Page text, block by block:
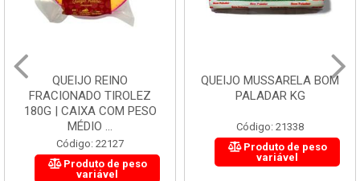
QUEIJO REINO
FRACIONADO TIROLEZ
180G | CAIXA COM PESO
MÉDIO ...
Código: 22127
Produto de peso
variável
QUEIJO MUSSARELA BOM
PALADAR KG
Código: 21338
Produto de peso
variável